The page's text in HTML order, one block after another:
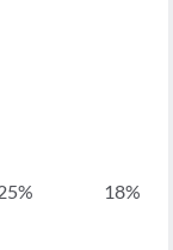
18%